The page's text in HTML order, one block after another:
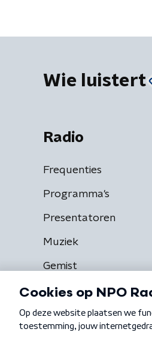
Wie luistert
Radio
Frequenties
Programma's
Presentatoren
Muziek
Gemist
Algemene voorwaarden